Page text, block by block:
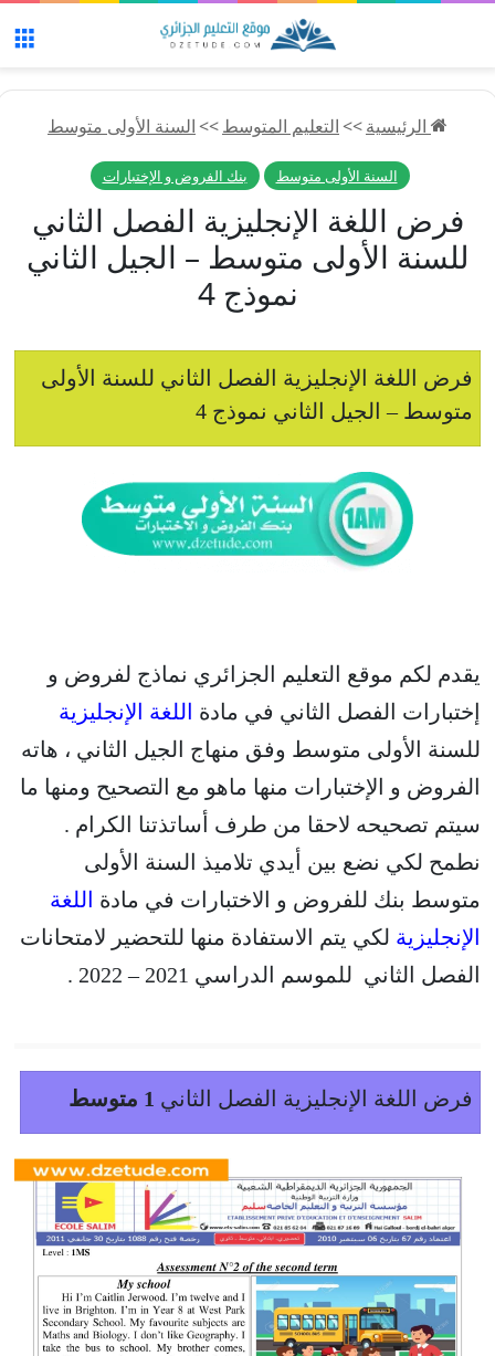
الرئيسية>>التعليم المتوسط>>السنة الأولى متوسط
السنة الأولى متوسط بنك الفروض و الإختبارات
فرض اللغة الإنجليزية الفصل الثاني
للسنة الأولى متوسط – الجيل الثاني
نموذج 4
فرض اللغة الإنجليزية الفصل الثاني للسنة الأولى
متوسط – الجيل الثاني نموذج 4
يقدم لكم موقع التعليم الجزائري نماذج لفروض و
إختبارات الفصل الثاني في مادة اللغة الإنجليزية
للسنة الأولى متوسط وفق منهاج الجيل الثاني ، هاته
الفروض و الإختبارات منها ماهو مع التصحيح ومنها ما
سيتم تصحيحه لاحقا من طرف أساتذتنا الكرام .
نطمح لكي نضع بين أيدي تلاميذ السنة الأولى
متوسط بنك للفروض و الاختبارات في مادة اللغة
الإنجليزية لكي يتم الاستفادة منها للتحضير لامتحانات
الفصل الثاني للموسم الدراسي 2021 – 2022 .
فرض اللغة الإنجليزية الفصل الثاني 1 متوسط